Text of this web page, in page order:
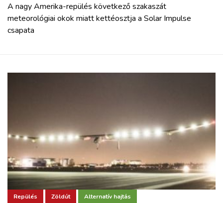
A nagy Amerika-repülés következő szakaszát
meteorológiai okok miatt kettéosztja a Solar Impulse
csapata
Repülés Zöldút Alternatív hajtás